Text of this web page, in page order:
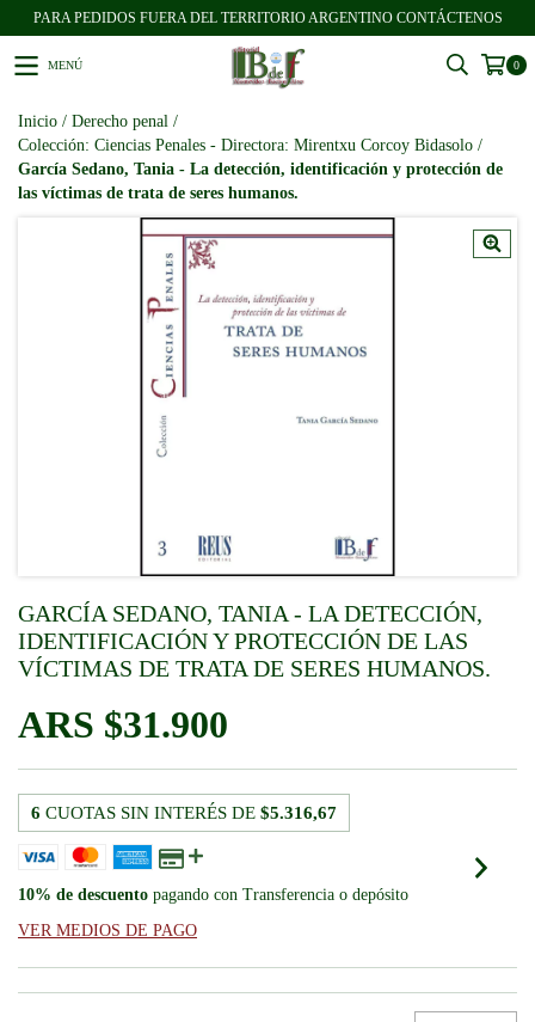
PARA PEDIDOS FUERA DEL TERRITORIO ARGENTINO CONTÁCTENOS
MENÚ 0
Inicio / Derecho penal /
Colección: Ciencias Penales - Directora: Mirentxu Corcoy Bidasolo /
García Sedano, Tania - La detección, identificación y protección de
las víctimas de trata de seres humanos.
GARCÍA SEDANO, TANIA - LA DETECCIÓN,
IDENTIFICACIÓN Y PROTECCIÓN DE LAS
VÍCTIMAS DE TRATA DE SERES HUMANOS.
$31.900
6 CUOTAS SIN INTERÉS DE $5.316,67
10% de descuento pagando con Transferencia o depósito
VER MEDIOS DE PAGO